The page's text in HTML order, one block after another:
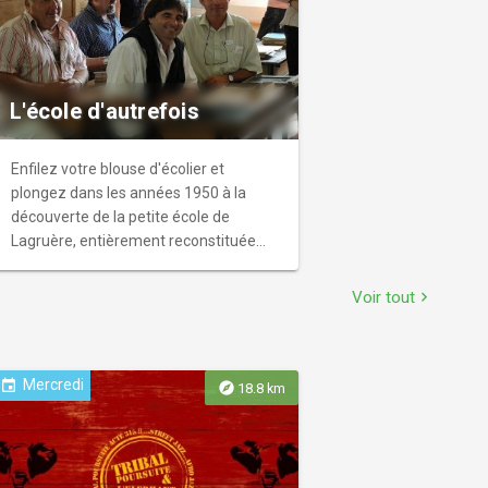
L'école d'autrefois
Enfilez votre blouse d'écolier et
plongez dans les années 1950 à la
découverte de la petite école de
Lagruère, entièrement reconstituée
Voir tout chevron_right
explore 18.8 km
event Mercredi